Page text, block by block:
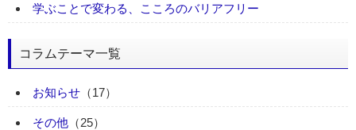
学ぶことで変わる、こころのバリアフリー
コラムテーマ一覧
お知らせ （17）
その他 （25）